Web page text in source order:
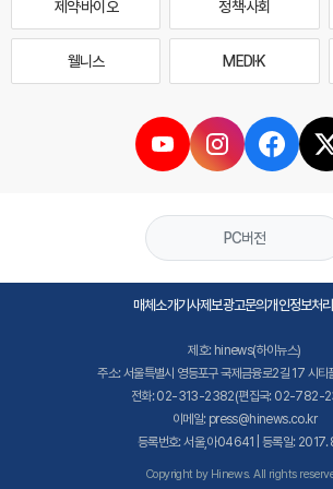
제약·바이오 정책·사회
웰니스 MEDI·K
PC버전
매체소개기사제보광고문의개인정보처
제호: hinews(하이뉴스)
주소: 서울특별시 영등포구 국제금융로2길 17 시
전화: 02-313-2382(편집국: 02-782-
이메일: press@hinews.co.kr
등록번호: 서울,아04641 | 등록일: 2017.
Copyright by Hinews. All rights